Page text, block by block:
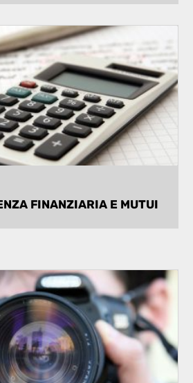
ACQUISTO
parte di personale esperto
finanziare e gestione dei
mutui.
FINANZIARIA E MUTUI
e video
e video capaci di
in risalto le qualità degli
immobli.